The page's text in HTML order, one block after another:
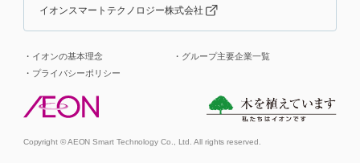
イオンスマートテクノロジー株式会社
イオンの基本理念
グループ主要企業一覧
プライバシーポリシー
Copyright © AEON Smart Technology Co., Ltd. All rights reserved.